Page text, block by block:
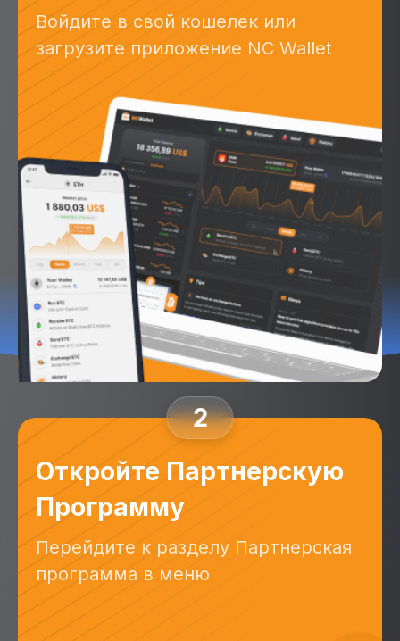
Войдите в свой кошелек или
загрузите приложение NC Wallet
2
Откройте Партнерскую
Программу
Перейдите к разделу Партнерская
программа в меню